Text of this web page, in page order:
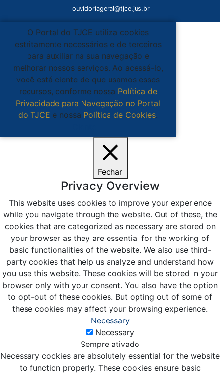
ouvidoriageral@tjce.jus.br
O Portal do TJCE utiliza cookies
estritamente necessários e de terceiros
para auxiliar na sua navegação e
melhorar nossos serviços. Ao acessá-lo,
você está ciente de que usamos esses
recursos, conforme nossa Política de
Privacidade para Navegação no Portal
do TJCE e nossa Política de Cookies.
Fechar
Privacy Overview
This website uses cookies to improve your experience
while you navigate through the website. Out of these, the
cookies that are categorized as necessary are stored on
your browser as they are essential for the working of
basic functionalities of the website. We also use third-
party cookies that help us analyze and understand how
you use this website. These cookies will be stored in your
browser only with your consent. You also have the option
to opt-out of these cookies. But opting out of some of
these cookies may affect your browsing experience.
Necessary
Necessary
Sempre ativado
Necessary cookies are absolutely essential for the website
to function properly. These cookies ensure basic